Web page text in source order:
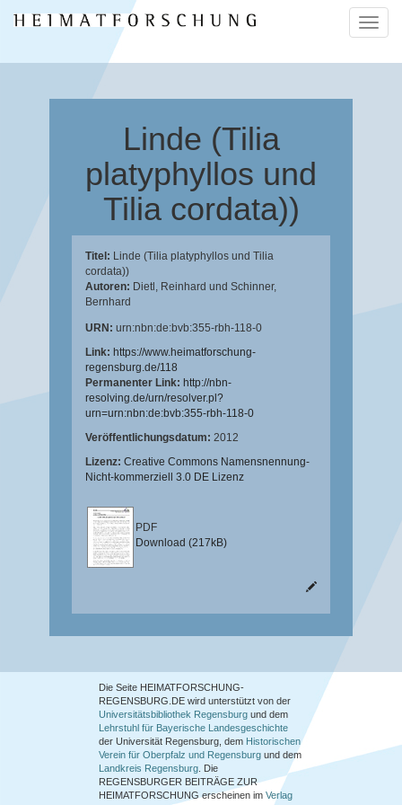
ein-/
Linde (Tilia
platyphyllos und
Tilia cordata))
Titel: Linde (Tilia platyphyllos und Tilia
cordata))
Autoren: Dietl, Reinhard und Schinner,
Bernhard
URN: urn:nbn:de:bvb:355-rbh-118-0
Link: https://www.heimatforschung-
regensburg.de/118
Permanenter Link: http://nbn-
resolving.de/urn/resolver.pl?
urn=urn:nbn:de:bvb:355-rbh-118-0
Veröffentlichungsdatum: 2012
Lizenz: Creative Commons Namensnennung-
Nicht-kommerziell 3.0 DE Lizenz
PDF
Download (217kB)
Die Seite HEIMATFORSCHUNG-
REGENSBURG.DE wird unterstützt von der
Universitätsbibliothek Regensburg und dem
Lehrstuhl für Bayerische Landesgeschichte
der Universität Regensburg, dem Historischen
Verein für Oberpfalz und Regensburg und dem
Landkreis Regensburg . Die
REGENSBURGER BEITRÄGE ZUR
HEIMATFORSCHUNG erscheinen im Verlag